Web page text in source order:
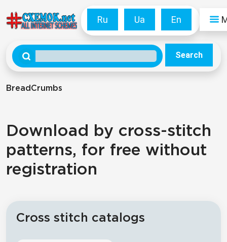
Ru Ua En
Search
BreadCrumbs
Download by cross-stitch
patterns, for free without
registration
Cross stitch catalogs